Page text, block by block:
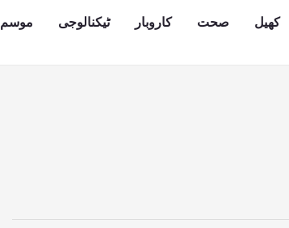
کھیل صحت کاروبار ٹیکنالوجی موسم